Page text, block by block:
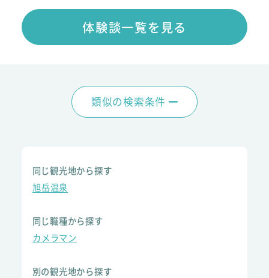
体験談一覧を見る
類似の検索条件
同じ観光地から探す
旭岳温泉
同じ職種から探す
カメラマン
別の観光地から探す